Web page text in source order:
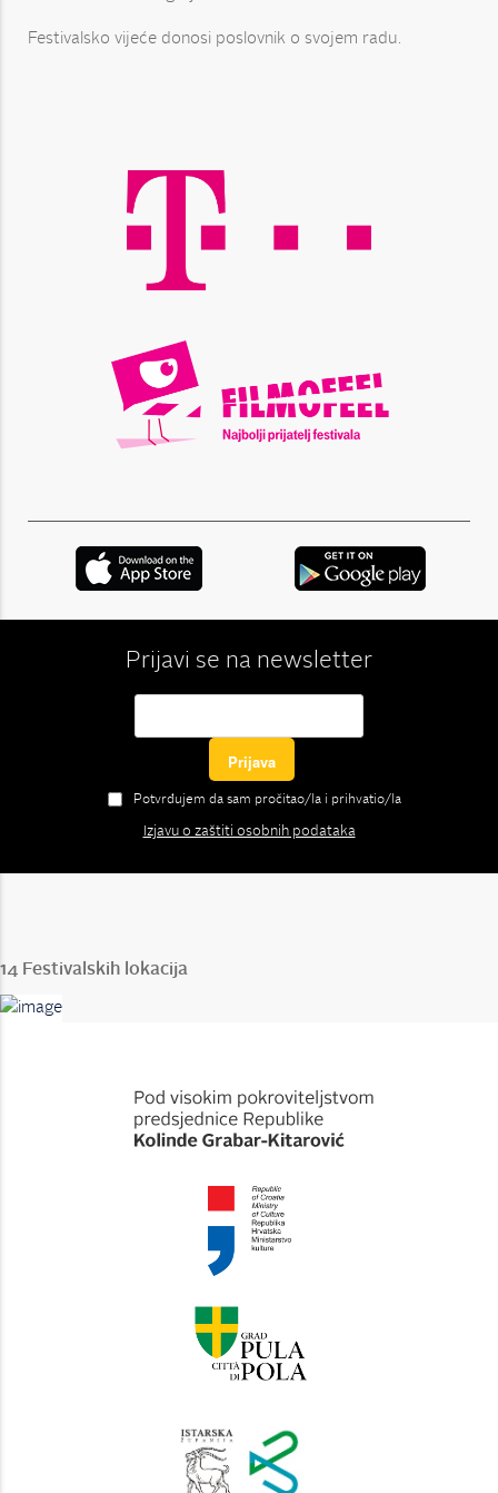
Festivalsko vijeće donosi poslovnik o svojem radu.
Prijavi se na newsletter
Potvrđujem da sam pročitao/la i prihvatio/la
Izjavu o zaštiti osobnih podataka
14 Festivalskih lokacija